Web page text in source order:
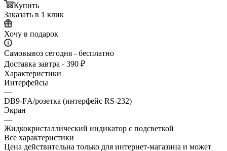
Купить
Заказать в 1 клик
Хочу в подарок
Самовывоз сегодня - бесплатно
Доставка завтра - 390 ₽
Характеристики
Интерфейсы
—
DB9-FА/розетка (интерфейс RS-232)
Экран
—
Жидкокристаллический индикатор с подсветкой
Все характеристики
Цена действительна только для интернет-магазина и может